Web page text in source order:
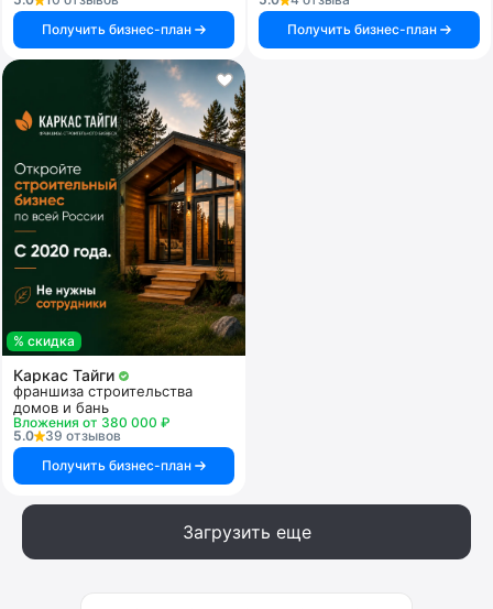
Получить бизнес-план
Получить бизнес-план
% скидка
Каркас Тайги
франшиза строительства
домов и бань
Вложения от 380 000 ₽
5.0
39 отзывов
Получить бизнес-план
Загрузить еще